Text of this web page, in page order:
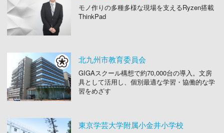
モノ作りの多種多様な現場を支えるRyzen搭載
ThinkPad
北九州市教育委員会
GIGAスクール構想で約70,000台の導入。文房
具として活用し、個別最適な学習・協働的な学
習をめざす
東京学芸大学附属小金井小学校